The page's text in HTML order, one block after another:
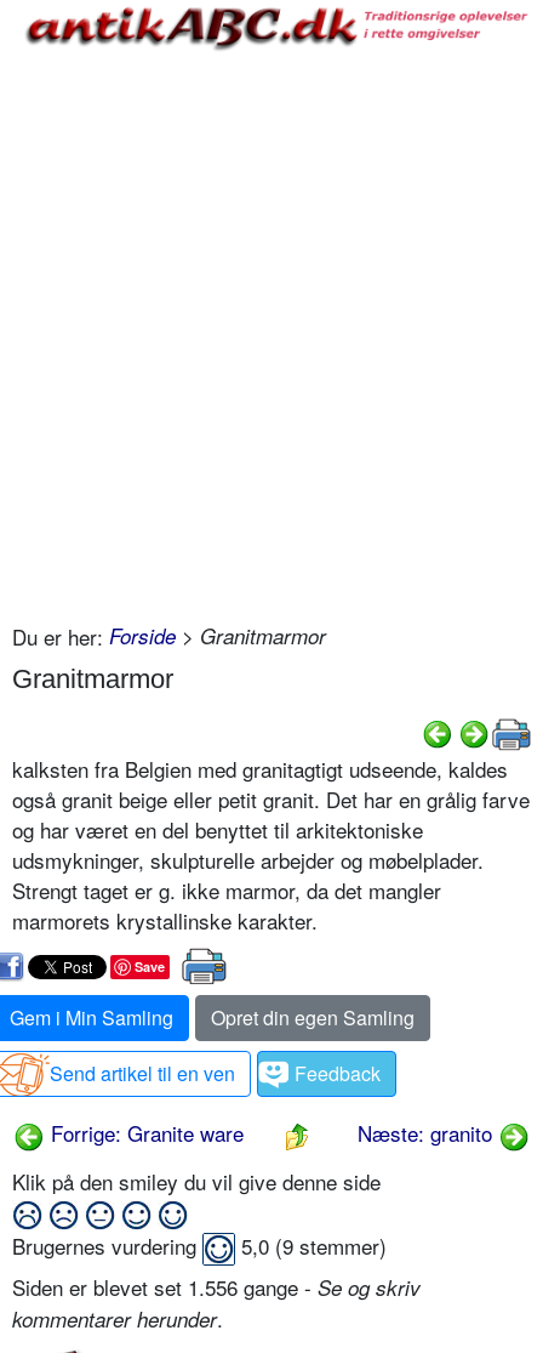
Du er her: Forside > Granitmarmor
Granitmarmor
kalksten fra Belgien med granitagtigt udseende, kaldes
også granit beige eller petit granit. Det har en grålig farve
og har været en del benyttet til arkitektoniske
udsmykninger, skulpturelle arbejder og møbelplader.
Strengt taget er g. ikke marmor, da det mangler
marmorets krystallinske karakter.
Save
Gem i Min Samling
Opret din egen Samling
Send artikel til en ven
Feedback
Forrige: Granite ware
Næste: granito
Klik på den smiley du vil give denne side
Brugernes vurdering 5,0 (9 stemmer)
Siden er blevet set 1.556 gange - Se og skriv
kommentarer herunder.